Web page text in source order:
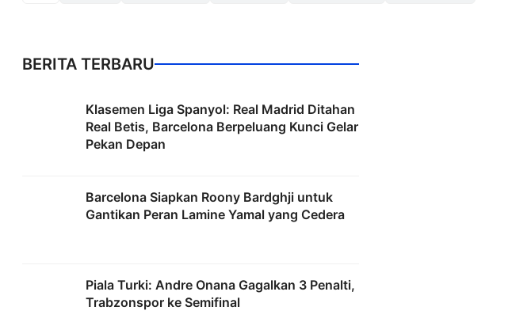
BERITA TERBARU
Klasemen Liga Spanyol: Real Madrid Ditahan
Real Betis, Barcelona Berpeluang Kunci Gelar
Pekan Depan
Barcelona Siapkan Roony Bardghji untuk
Gantikan Peran Lamine Yamal yang Cedera
Piala Turki: Andre Onana Gagalkan 3 Penalti,
Trabzonspor ke Semifinal